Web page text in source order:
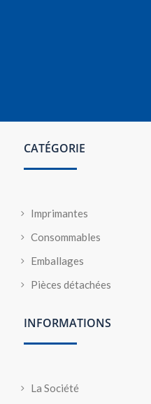
CATÉGORIE
Imprimantes
Consommables
Emballages
Pièces détachées
INFORMATIONS
La Société